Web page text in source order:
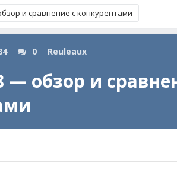
и сравнение с конкурентами
0 Reuleaux
— обзор и